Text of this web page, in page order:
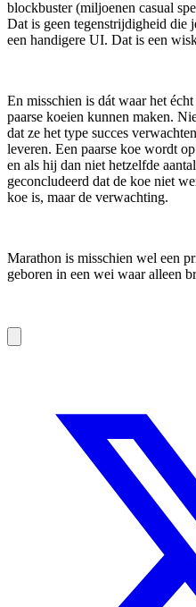
blockbuster (miljoenen casual
Dat is geen tegenstrijdigheid die
een handigere UI. Dat is een
En misschien is dát waar het
paarse koeien kunnen maken.
dat ze het type succes
leveren. Een paarse koe wordt
en als hij dan niet hetzelfde
geconcludeerd dat de koe niet
koe is, maar de verwachting.
Marathon is misschien wel een
geboren in een wei waar alleen